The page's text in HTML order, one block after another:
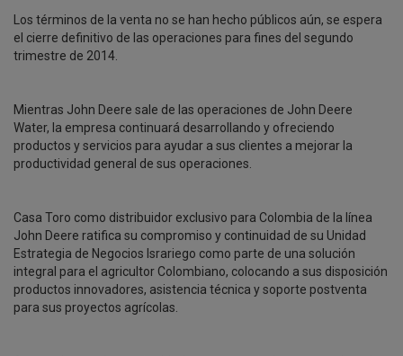
Los términos de la venta no se han hecho públicos aún, se espera
el cierre definitivo de las operaciones para fines del segundo
trimestre de 2014.
Mientras John Deere sale de las operaciones de John Deere
Water, la empresa continuará desarrollando y ofreciendo
productos y servicios para ayudar a sus clientes a mejorar la
productividad general de sus operaciones.
Casa Toro como distribuidor exclusivo para Colombia de la línea
John Deere ratifica su compromiso y continuidad de su Unidad
Estrategia de Negocios Israriego como parte de una solución
integral para el agricultor Colombiano, colocando a sus disposición
productos innovadores, asistencia técnica y soporte postventa
para sus proyectos agrícolas.